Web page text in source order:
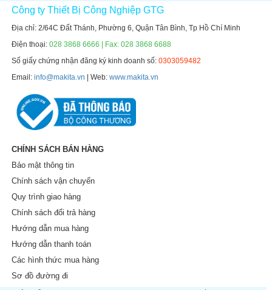
Công ty Thiết Bị Công Nghiệp GTG
Địa chỉ: 2/64C Đất Thánh, Phường 6, Quận Tân Bình, Tp Hồ Chí Minh
Điện thoại:028 3868 6666 | Fax: 028 3868 6688
Số giấy chứng nhận đăng ký kinh doanh số:0303059482
Email:info@makita.vn | Web:www.makita.vn
CHÍNH SÁCH BÁN HÀNG
Bảo mật thông tin
Chính sách vận chuyển
Quy trình giao hàng
Chính sách đổi trả hàng
Hướng dẫn mua hàng
Hướng dẫn thanh toán
Các hình thức mua hàng
Sơ đồ đường đi